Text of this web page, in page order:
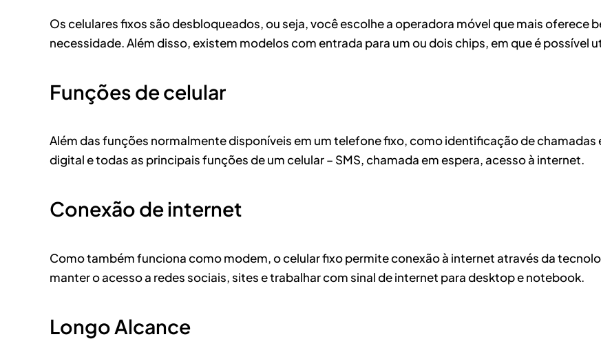
Os celulares fixos são desbloqueados, ou seja, você escolhe a operadora móvel que mais oferece
necessidade. Além disso, existem modelos com entrada para um ou dois chips, em que é possível
Funções de celular
Além das funções normalmente disponíveis em um telefone fixo, como identificação de
digital e todas as principais funções de um celular – SMS, chamada em espera, acesso à internet.
Conexão de internet
Como também funciona como modem, o celular fixo permite conexão à internet através da
manter o acesso a redes sociais, sites e trabalhar com sinal de internet para desktop e notebook.
Longo Alcance